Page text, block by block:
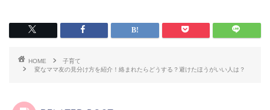
HOME
子育て
変なママ友の見分け方を紹介！絡まれたらどうする？避けたほうがいい人は？